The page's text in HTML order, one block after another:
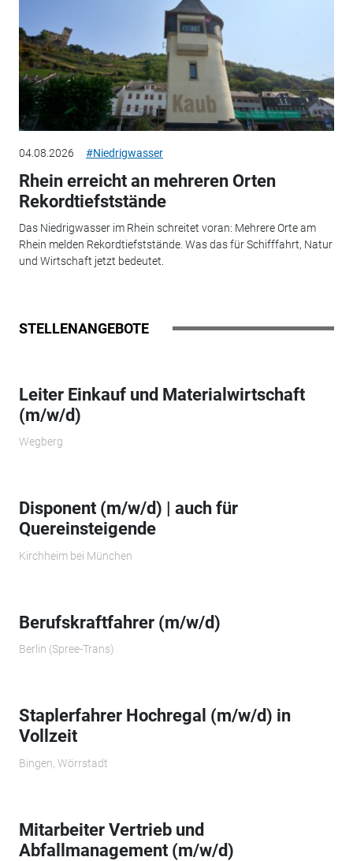
04.08.2026 #Niedrigwasser
Rhein erreicht an mehreren Orten
Rekordtiefststände
Das Niedrigwasser im Rhein schreitet voran: Mehrere Orte am
Rhein melden Rekordtiefststände. Was das für Schifffahrt, Natur
und Wirtschaft jetzt bedeutet.
STELLENANGEBOTE
Leiter Einkauf und Materialwirtschaft
(m/w/d)
Wegberg
Disponent (m/w/d) | auch für
Quereinsteigende
Kirchheim bei München
Berufskraftfahrer (m/w/d)
Berlin (Spree-Trans)
Staplerfahrer Hochregal (m/w/d) in
Vollzeit
Bingen, Wörrstadt
Mitarbeiter Vertrieb und
Abfallmanagement (m/w/d)